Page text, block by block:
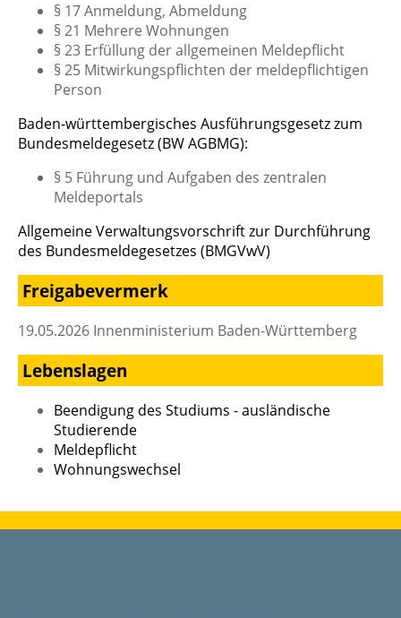
§ 17 Anmeldung, Abmeldung
§ 21 Mehrere Wohnungen
§ 23 Erfüllung der allgemeinen Meldepflicht
§ 25 Mitwirkungspflichten der meldepflichtigen
Person
Baden-württembergisches Ausführungsgesetz zum
Bundesmeldegesetz (BW AGBMG):
§ 5 Führung und Aufgaben des zentralen
Meldeportals
Allgemeine Verwaltungsvorschrift zur Durchführung
des Bundesmeldegesetzes (BMGVwV)
Freigabevermerk
19.05.2026 Innenministerium Baden-Württemberg
Lebenslagen
Beendigung des Studiums - ausländische
Studierende
Meldepflicht
Wohnungswechsel